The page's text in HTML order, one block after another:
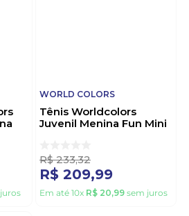
WORLD COLORS
Tênis Worldcolors
Juvenil Menina Fun Mini
R$ 233,32
R$ 209,99
Em até 10x R$ 20,99 sem juros